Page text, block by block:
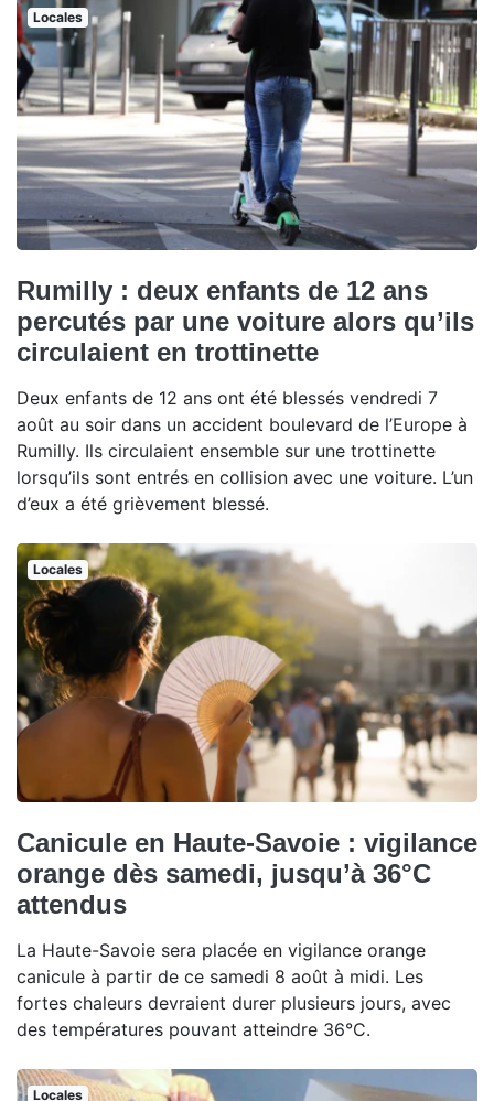
Locales
Rumilly : deux enfants de 12 ans
percutés par une voiture alors qu’ils
circulaient en trottinette
Deux enfants de 12 ans ont été blessés vendredi 7
août au soir dans un accident boulevard de l’Europe à
Rumilly. Ils circulaient ensemble sur une trottinette
lorsqu’ils sont entrés en collision avec une voiture. L’un
d’eux a été grièvement blessé.
Locales
Canicule en Haute-Savoie : vigilance
orange dès samedi, jusqu’à 36°C
attendus
La Haute-Savoie sera placée en vigilance orange
canicule à partir de ce samedi 8 août à midi. Les
fortes chaleurs devraient durer plusieurs jours, avec
des températures pouvant atteindre 36°C.
Locales